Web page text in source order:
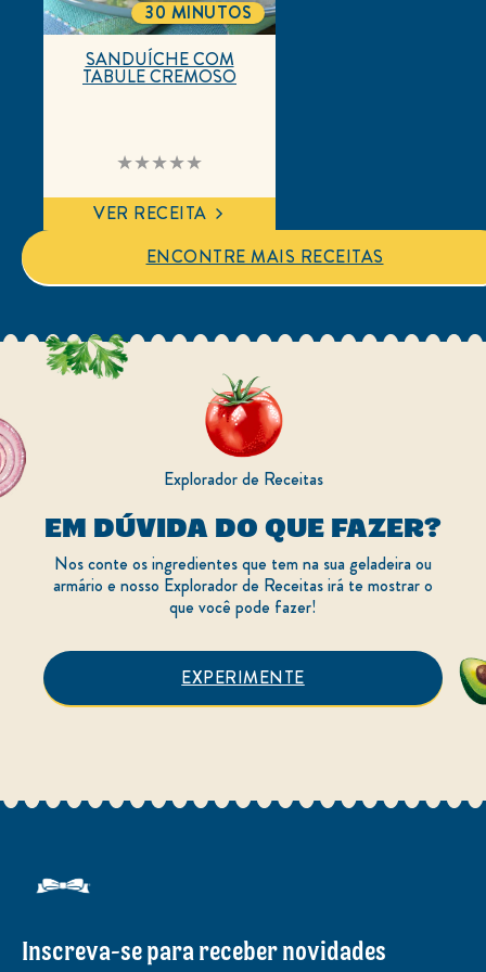
Nenhuma
avaliação
para
este
SANDUÍCHE COM
TABULE CREMOSO
TOTALTIME
30 MINUTOS
VER RECEITA
ENCONTRE MAIS RECEITAS
Explorador de Receitas
EM DÚVIDA DO QUE FAZER?
Nos conte os ingredientes que tem na sua geladeira ou
armário e nosso Explorador de Receitas irá te mostrar o
que você pode fazer!
EXPERIMENTE
Inscreva-se para receber novidades